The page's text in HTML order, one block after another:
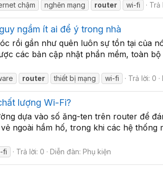
chậm nghẽn mạng router wi-fi Trả
ngầm ít ai để ý trong nhà
rồi gần như quên luôn sự tồn tại của
các bản cập nhật phần mềm, toàn
router thiết bị mạng wi-fi Trả lời: 0
lượng Wi-Fi?
dựa vào số ăng-ten trên router để
ngoài hầm hố, trong khi các hệ thống
fi Trả lời: 0 Diễn đàn:Phụ kiện